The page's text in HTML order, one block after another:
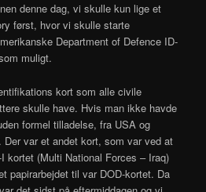
denne dag, vi skulle kun lige et
først, hvor vi skulle starte
Department of Defence ID-
muligt.
kort som alle civile
skulle have. Hvis man ikke havde
formel tilladelse, fra USA og
var et andet kort, som var ved at
kortet (Multi National Forces – Iraq)
papirarbejdet til var DOD-kortet. Da